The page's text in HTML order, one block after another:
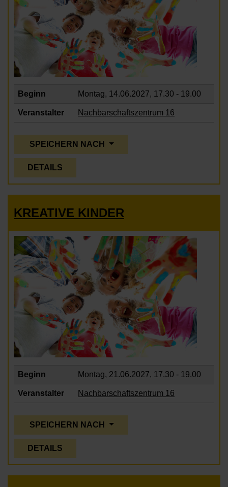
Beginn Montag, 14.06.2027, 17.30 - 19.00
Veranstalter Nachbarschaftszentrum 16
SPEICHERN NACH
DETAILS
KREATIVE KINDER
Beginn Montag, 21.06.2027, 17.30 - 19.00
Veranstalter Nachbarschaftszentrum 16
SPEICHERN NACH
DETAILS